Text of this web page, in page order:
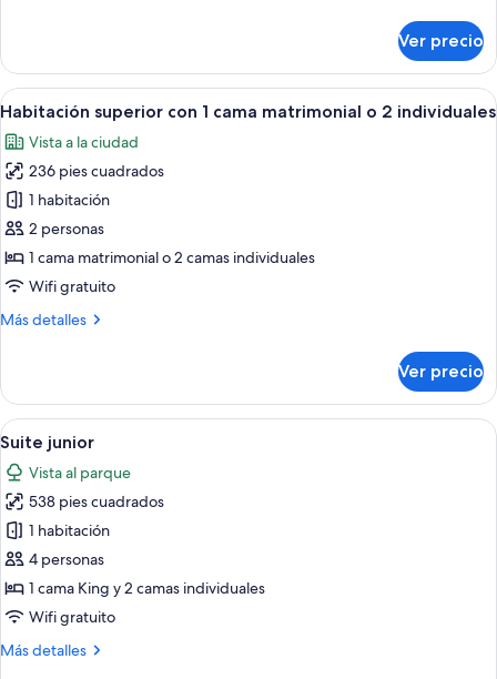
o
individuales
estándar
con
1
matrimonial
o
2
individuales
Ver precio
Abrir
todas
las
fotos
de
Habitación
superior
con
cama
2
individuales
Habitación de hotel con una cama
8
Habitación superior con 1 cama matrimonial o 2 individuales
Vista a la ciudad
236 pies cuadrados
1 habitación
2 personas
1 cama matrimonial o 2 camas individuales
Wifi gratuito
Más detalles
Más
superior
con
1
cama
matrimonial
o
2
individuales
Ver precio
Abrir
todas
las
fotos
de
Suite
junior
Una habitación con dos camas
8
Suite junior
Vista al parque
538 pies cuadrados
1 habitación
4 personas
1 cama King y 2 camas individuales
Wifi gratuito
Más detalles
Más